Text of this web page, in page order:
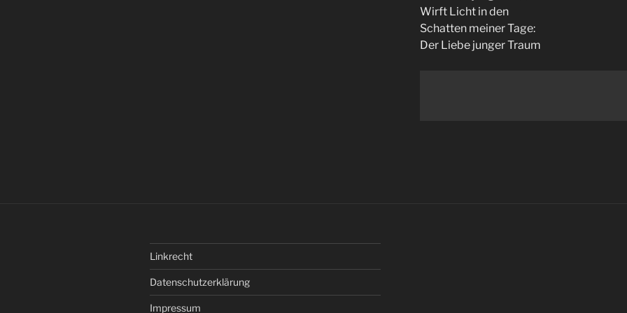
Wirft Licht in den
Schatten meiner Tage:
Der Liebe junger Traum
Linkrecht
Datenschutzerklärung
Impressum